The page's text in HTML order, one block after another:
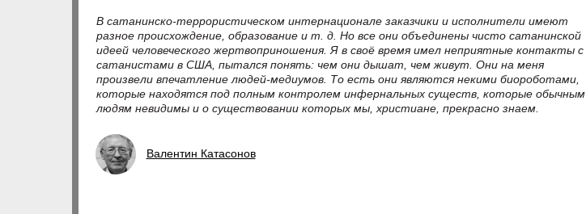
В сатанинско-террористическом интернационале заказчики и исполнители имеют
разное происхождение, образование и т. д. Но все они объединены чисто сатанинской
идеей человеческого жертвоприношения. Я в своё время имел неприятные контакты с
сатанистами в США, пытался понять: чем они дышат, чем живут. Они на меня
произвели впечатление людей-медиумов. То есть они являются некими биороботами,
которые находятся под полным контролем инфернальных существ, которые обычным
людям невидимы и о существовании которых мы, христиане, прекрасно знаем.
Валентин Катасонов